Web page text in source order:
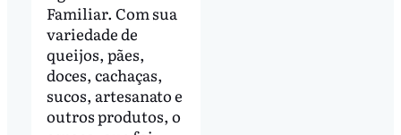
Familiar. Com sua
variedade de
queijos, pães,
doces, cachaças,
sucos, artesanato e
outros produtos, o